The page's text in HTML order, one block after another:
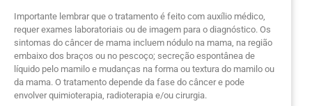
Importante lembrar que o tratamento é feito com auxílio médico,
requer exames laboratoriais ou de imagem para o diagnóstico. Os
sintomas do câncer de mama incluem nódulo na mama, na região
embaixo dos braços ou no pescoço; secreção espontânea de
líquido pelo mamilo e mudanças na forma ou textura do mamilo ou
da mama. O tratamento depende da fase do câncer e pode
envolver quimioterapia, radioterapia e/ou cirurgia.